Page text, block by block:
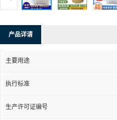
产品详请
主要用途
执行标准
生产许可证编号